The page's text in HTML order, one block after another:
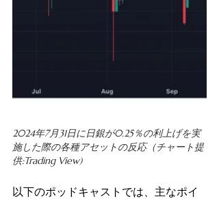
2024年7月31日に日銀が0.25％の利上げを実
施した際の各種アセットの反応（チャート提
供:Trading View)
以下のポッドキャストでは、主なポイ